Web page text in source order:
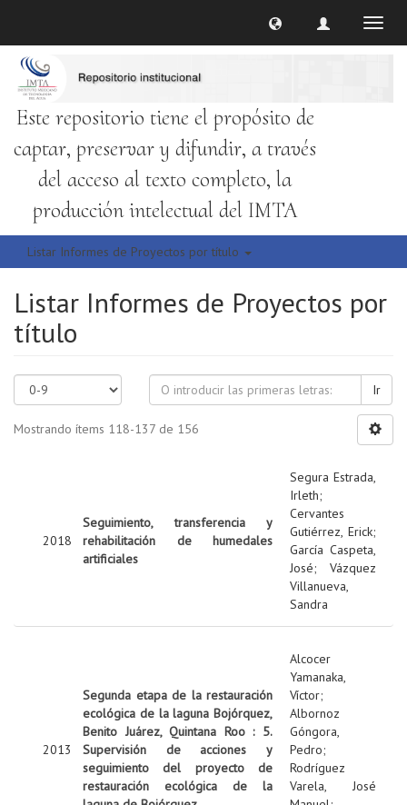
Este repositorio tiene el propósito de
captar, preservar y difundir, a través
del acceso al texto completo, la
producción intelectual del IMTA
Listar Informes de Proyectos por título
Listar Informes de Proyectos por
título
Ir
Mostrando ítems 118-137 de 156
2018
Seguimiento, transferencia y
rehabilitación de humedales
artificiales
Segura Estrada,
Irleth;
Cervantes
Gutiérrez, Erick;
García Caspeta,
José; Vázquez
Villanueva,
Sandra
2013
Segunda etapa de la restauración
ecológica de la laguna Bojórquez,
Benito Juárez, Quintana Roo : 5.
Supervisión de acciones y
seguimiento del proyecto de
restauración ecológica de la
Alcocer
Yamanaka,
Víctor;
Albornoz
Góngora,
Pedro;
Rodríguez
Varela, José